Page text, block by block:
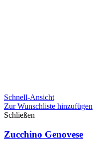
Schnell-Ansicht
Zur Wunschliste hinzufügen
Schließen
Zucchino Genovese